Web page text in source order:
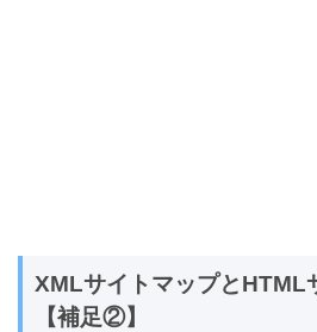
XMLサイトマップとHTML
【補足②】